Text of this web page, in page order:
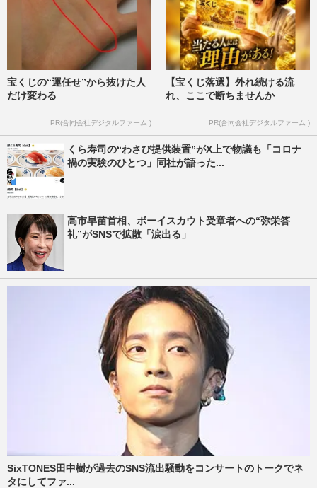
宝くじの“運任せ”から抜けた人
だけ変わる
PR(合同会社デジタルファーム )
【宝くじ落選】外れ続ける流
れ、ここで断ちませんか
PR(合同会社デジタルファーム )
くら寿司の“わさび提供装置”がX上で物議も「コロナ
禍の実験のひとつ」同社が語った...
高市早苗首相、ボーイスカウト受章者への“弥栄答
礼”がSNSで拡散「涙出る」
SixTONES田中樹が過去のSNS流出騒動をコンサートのトークでネ
タにしてファ...